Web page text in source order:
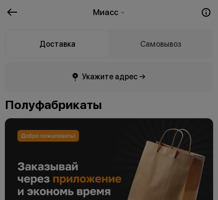
Миасс
Доставка Самовывоз
Укажите адрес →
Полуфабрикаты